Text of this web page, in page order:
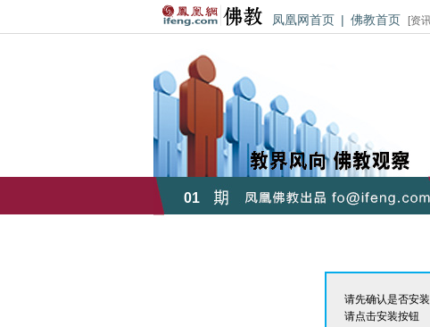
凤凰网首页 | 佛教首页 [资
01
请先确认是否安
请点击安装按钮